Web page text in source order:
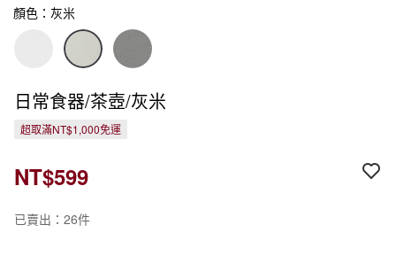
顏色：灰米
日常食器/茶壺/灰米
超取滿NT$1,000免運
NT$599
已賣出：26件